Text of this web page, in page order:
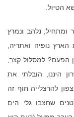
הטיול.
ומתחיל,נלהב ונמרץ
הארץ נופיה ואתריה
הפעם?למסלול קצר
היננו
הובלתי את
להרצלייה חוף זה
שחצבו גלי הים